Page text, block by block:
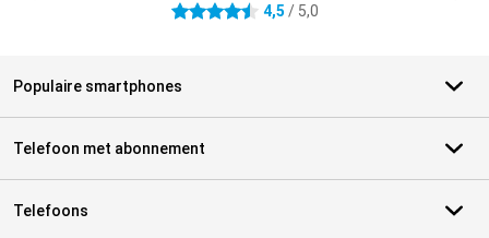
4.5 sterren 4,5 / 5,0
Populaire smartphones
Telefoon met abonnement
Telefoons